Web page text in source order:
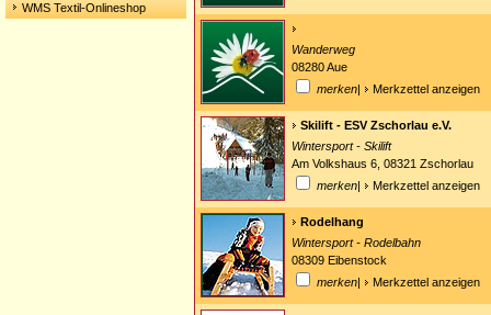
WMS Textil-Onlineshop
Wanderweg
08280 Aue
merken| Merkzettel anzeigen
Skilift - ESV Zschorlau e.V.
Wintersport - Skilift
Am Volkshaus 6, 08321 Zschorlau
merken| Merkzettel anzeigen
Rodelhang
Wintersport - Rodelbahn
08309 Eibenstock
merken| Merkzettel anzeigen